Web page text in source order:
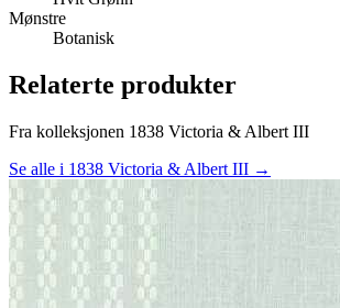
Mønstre
Botanisk
Relaterte produkter
Fra kolleksjonen 1838 Victoria & Albert III
Se alle i 1838 Victoria & Albert III →